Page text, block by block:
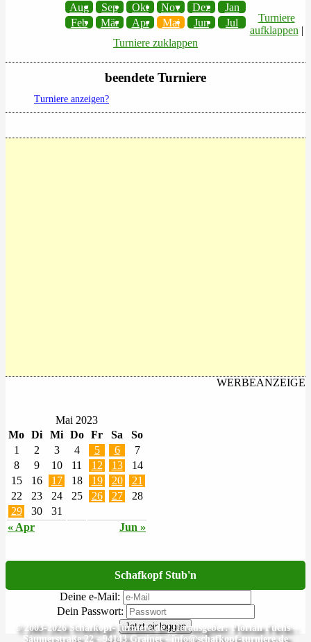
Aug Sep Okt Nov Dez
Jan
Feb
Mär Apr Mai Jun Jul
Turniere
aufklappen |
Turniere zuklappen
beendete Turniere
Turniere anzeigen?
WERBEANZEIGE
Mai 2023
Mo Di Mi Do Fr Sa So
« Apr Jun »
1 2 3 4 5 6
7
8
9 10 11 12 13
14
15
16 17 18 19 20
21
22
23 24 25 26 27
28
29
30 31
Schafkopf Stub'n
Deine e-Mail:
Dein Passwort:
Jetzt einloggen
© 2003-2026 Schafkopf-Turniere.de | Herausgeber: Florian Fuchs -
Säumerstraße 22 - 94143 Grainet - info@schafkopf-turniere.de